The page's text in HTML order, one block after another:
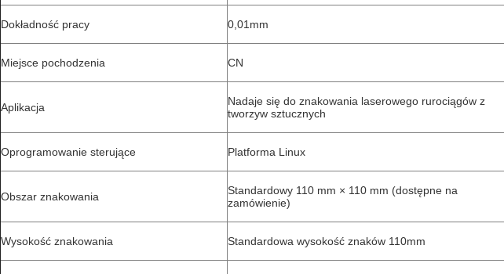
Dokładność pracy 0,01mm
Miejsce pochodzenia CN
Aplikacja
Nadaje się do znakowania laserowego rurociągów z
tworzyw sztucznych
Oprogramowanie sterujące Platforma Linux
Obszar znakowania
Standardowy 110 mm × 110 mm (dostępne na
zamówienie)
Wysokość znakowania Standardowa wysokość znaków 110mm